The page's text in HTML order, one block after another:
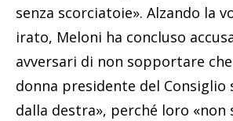
senza scorciatoie». Alzando la
irato, Meloni ha concluso
avversari di non sopportare
donna presidente del Consiglio
dalla destra», perché loro «non